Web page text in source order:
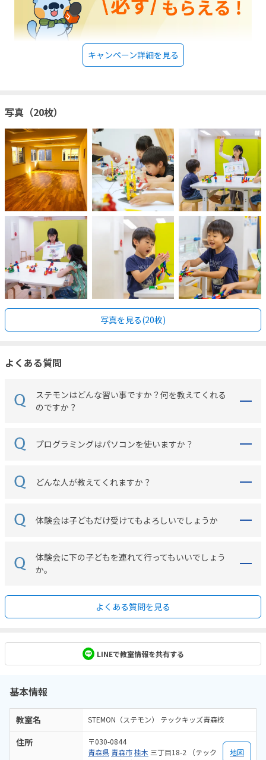
キャンペーン詳細を見る
写真（20枚）
写真を見る(20枚)
よくある質問
ステモンはどんな習い事ですか？何を教えてくれる
のですか？
プログラミングはパソコンを使いますか？
どんな人が教えてくれますか？
体験会は子どもだけ受けてもよろしいでしょうか
体験会に下の子どもを連れて行ってもいいでしょう
か。
よくある質問を見る
LINEで教室情報を共有する
基本情報
教室名 STEMON（ステモン） テックキッズ青森校
住所
〒030-0844
青森県 青森市桂木 三丁目18-2 （テック
地図